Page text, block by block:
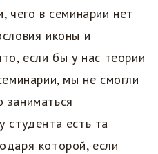
чего в семинарии нет
иконы и
если бы у нас теории
мы не смогли
студента есть та
которой, если